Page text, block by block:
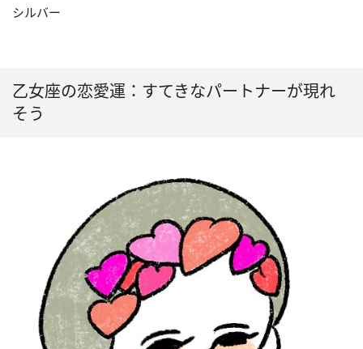
シルバー
乙女座の恋愛運：すてきなパートナーが現れ
そう